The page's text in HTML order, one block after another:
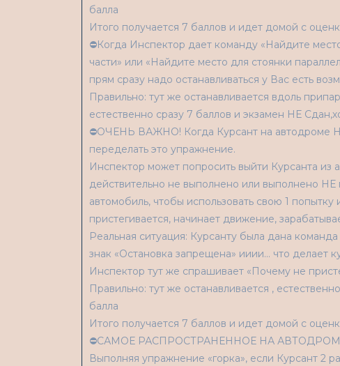
балла
Итого получается 7 баллов и идет домой с
⛔Когда Инспектор дает команду «Найдите
части» или «Найдите место для стоянки
прям сразу надо останавливаться у Вас есть
Правильно: тут же останавливается вдоль
естественно сразу 7 баллов и экзамен НЕ
⛔ОЧЕНЬ ВАЖНО! Когда Курсант на автодроме
переделать это упражнение.
Инспектор может попросить выйти Курсанта из
действительно не выполнено или выполнено НЕ
автомобиль, чтобы использовать свою 1
пристегивается, начинает движение,
Реальная ситуация: Курсанту была дана
знак «Остановка запрещена» ииии… что делает
Инспектор тут же спрашивает «Почему не
Правильно: тут же останавливается ,
балла
Итого получается 7 баллов и идет домой с
⛔САМОЕ РАСПРОСТРАНЕННОЕ НА
Выполняя упражнение «горка», если Курсант 2